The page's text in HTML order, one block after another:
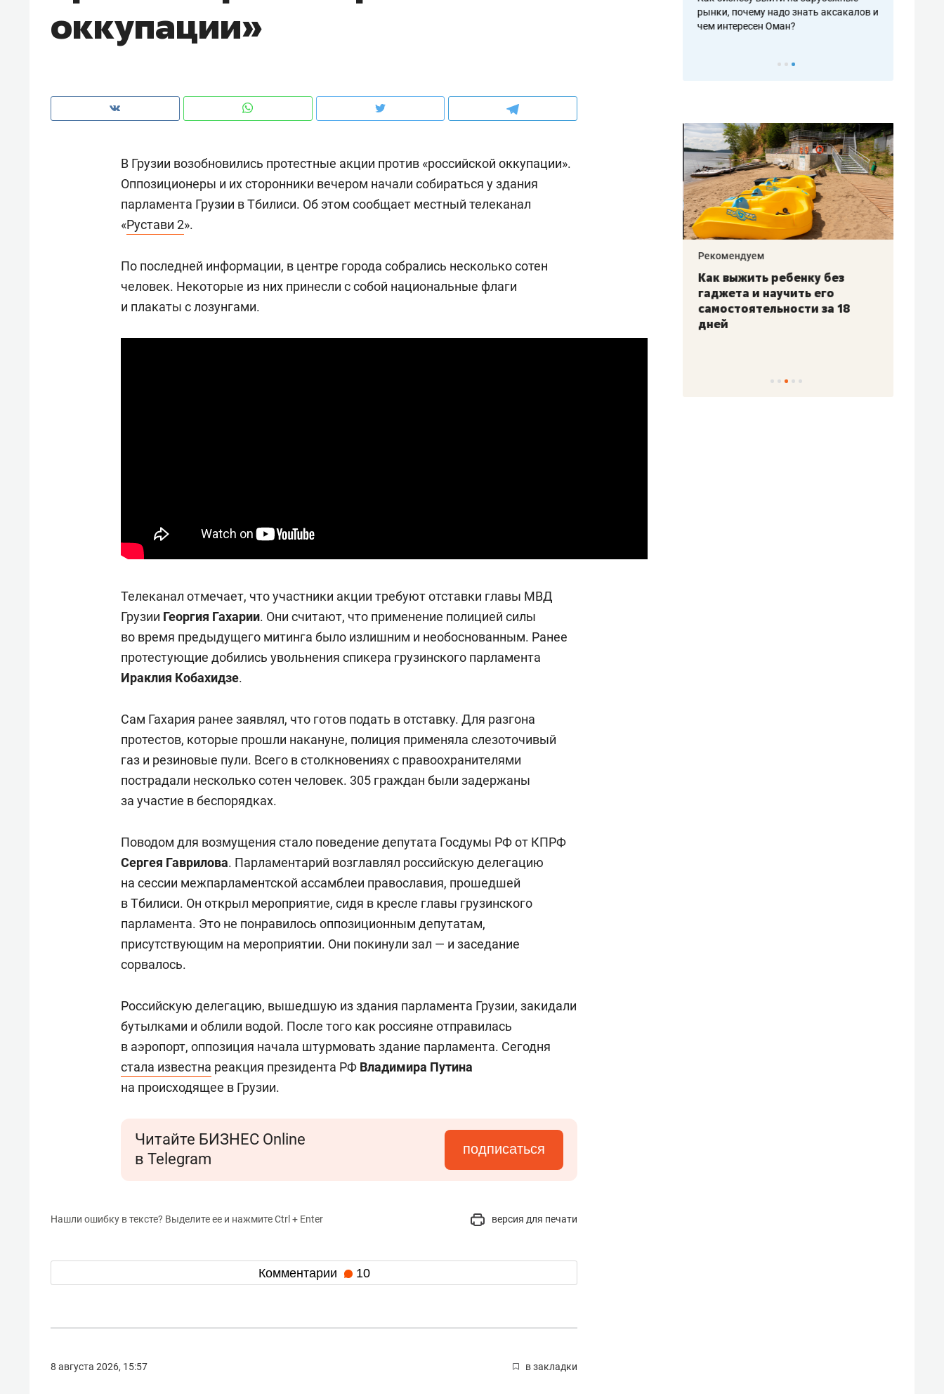
оккупации»​
В Грузии возобновились протестные акции против «российской оккупации».
Оппозиционеры и их сторонники вечером начали собираться у здания
парламента Грузии в Тбилиси. Об этом сообщает местный телеканал
«Рустави 2».
По последней информации, в центре города собрались несколько сотен
человек. Некоторые из них принесли с собой национальные флаги
и плакаты с лозунгами.
Телеканал отмечает, что участники акции требуют отставки главы МВД
Грузии Георгия Гахарии. Они считают, что применение полицией силы
во время предыдущего митинга было излишним и необоснованным. Ранее
протестующие добились увольнения спикера грузинского парламента
Ираклия Кобахидзе.
Сам Гахария ранее заявлял, что готов подать в отставку. Для разгона
протестов, которые прошли накануне, полиция применяла слезоточивый
газ и резиновые пули. Всего в столкновениях с правоохранителями
пострадали несколько сотен человек. 305 граждан были задержаны
за участие в беспорядках.
Поводом для возмущения стало поведение депутата Госдумы РФ от КПРФ
Сергея Гаврилова. Парламентарий возглавлял российскую делегацию
на сессии межпарламентской ассамблеи православия, прошедшей
в Тбилиси. Он открыл мероприятие, сидя в кресле главы грузинского
парламента. Это не понравилось оппозиционным депутатам,
присутствующим на мероприятии. Они покинули зал — и заседание
сорвалось.
Российскую делегацию, вышедшую из здания парламента Грузии, закидали
бутылками и облили водой. После того как россияне отправилась
в аэропорт, оппозиция начала штурмовать здание парламента. Сегодня
стала известна реакция президента РФ Владимира Путина
на происходящее в Грузии.
Читайте БИЗНЕС Online
в Telegram
подписаться
Нашли ошибку в тексте? Выделите ее и нажмите Ctrl + Enter версия для печати
Комментарии 10
8 августа 2026, 15:57 в закладки
чем интересен Оман?
рынки, почему надо знать аксакалов и
чем интересен Оман?
Оставить шум за волной: как
строят тишину в казанском
ЖК «Заря»
Психотерапевт «Фороса»:
«Директорский невроз» –
стрессом»
Дизайнер-прораб Наталья
Наседкина: «Ремонт вместе
Рекомендуем
Как выжить ребенку без
гаджета и научить его
самостоятельности за 18
дней